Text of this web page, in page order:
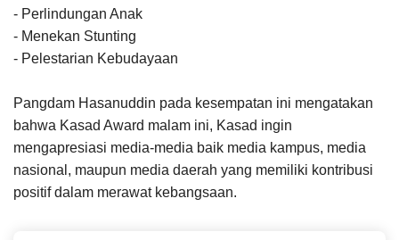
- Perlindungan Anak
- Menekan Stunting
- Pelestarian Kebudayaan
Pangdam Hasanuddin pada kesempatan ini mengatakan
bahwa Kasad Award malam ini, Kasad ingin
mengapresiasi media-media baik media kampus, media
nasional, maupun media daerah yang memiliki kontribusi
positif dalam merawat kebangsaan.